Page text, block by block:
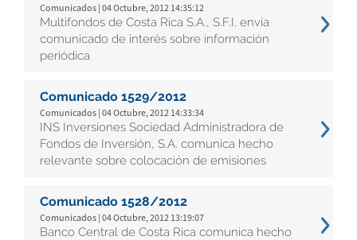
Comunicados | 04 Octubre, 2012 14:35:12
Multifondos de Costa Rica S.A., S.F.I. envía
comunicado de interés sobre información
periódica
Comunicado 1529/2012
Comunicados | 04 Octubre, 2012 14:33:34
INS Inversiones Sociedad Administradora de
Fondos de Inversión, S.A. comunica hecho
relevante sobre colocación de emisiones
Comunicado 1528/2012
Comunicados | 04 Octubre, 2012 13:19:07
Banco Central de Costa Rica comunica hecho